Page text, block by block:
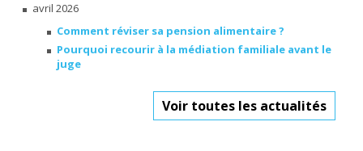
avril 2026
Comment réviser sa pension alimentaire ?
Pourquoi recourir à la médiation familiale avant le
juge
Voir toutes les actualités